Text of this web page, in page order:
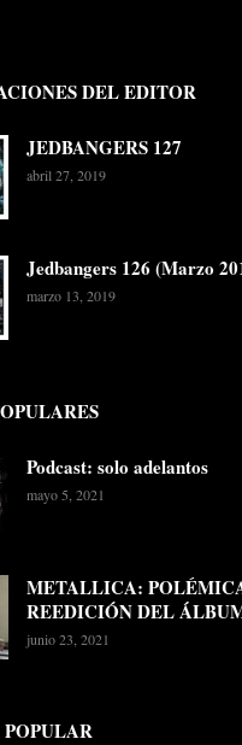
DEL EDITOR
JEDBANGERS 127
abril 27, 2019
Jedbangers 126 (Marzo
marzo 13, 2019
Podcast: solo adelantos
mayo 5, 2021
METALLICA:
REEDICIÓN DEL
junio 23, 2021